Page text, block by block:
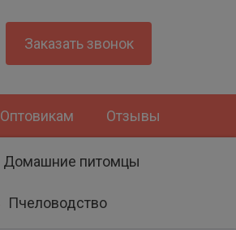
Заказать звонок
Оптовикам Отзывы
Домашние питомцы
Пчеловодство